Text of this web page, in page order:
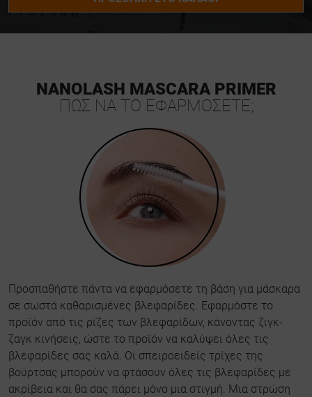
NANOLASH MASCARA PRIMER
ΠΩΣ ΝΑ ΤΟ ΕΦΑΡΜΟΣΕΤΕ;
Προσπαθήστε πάντα να εφαρμόσετε τη βάση για μάσκαρα
σε σωστά καθαρισμένες βλεφαρίδες. Εφαρμόστε το
προϊόν από τις ρίζες των βλεφαρίδων, κάνοντας ζιγκ-
ζαγκ κινήσεις, ώστε το προϊόν να καλύψει όλες τις
βλεφαρίδες σας καλά. Οι σπειροειδείς τρίχες της
βούρτσας μπορούν να φτάσουν όλες τις βλεφαρίδες με
ακρίβεια και θα σας πάρει μόνο μια στιγμή. Μια στρώση